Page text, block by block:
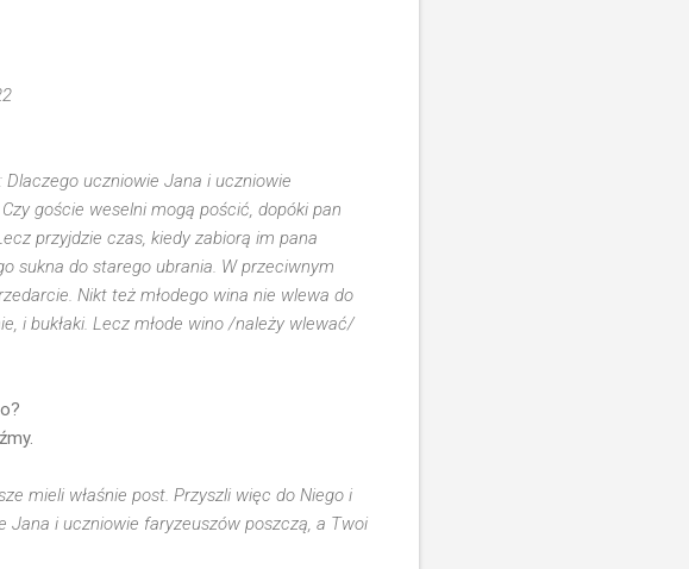
uczniowie Jana i uczniowie
goście weselni mogą pościć, dopóki pan
przyjdzie czas, kiedy zabiorą im pana
sukna do starego ubrania. W przeciwnym
Nikt też młodego wina nie wlewa do
i bukłaki. Lecz młode wino /należy wlewać/
mieli właśnie post. Przyszli więc do Niego i
Jana i uczniowie faryzeuszów poszczą, a Twoi